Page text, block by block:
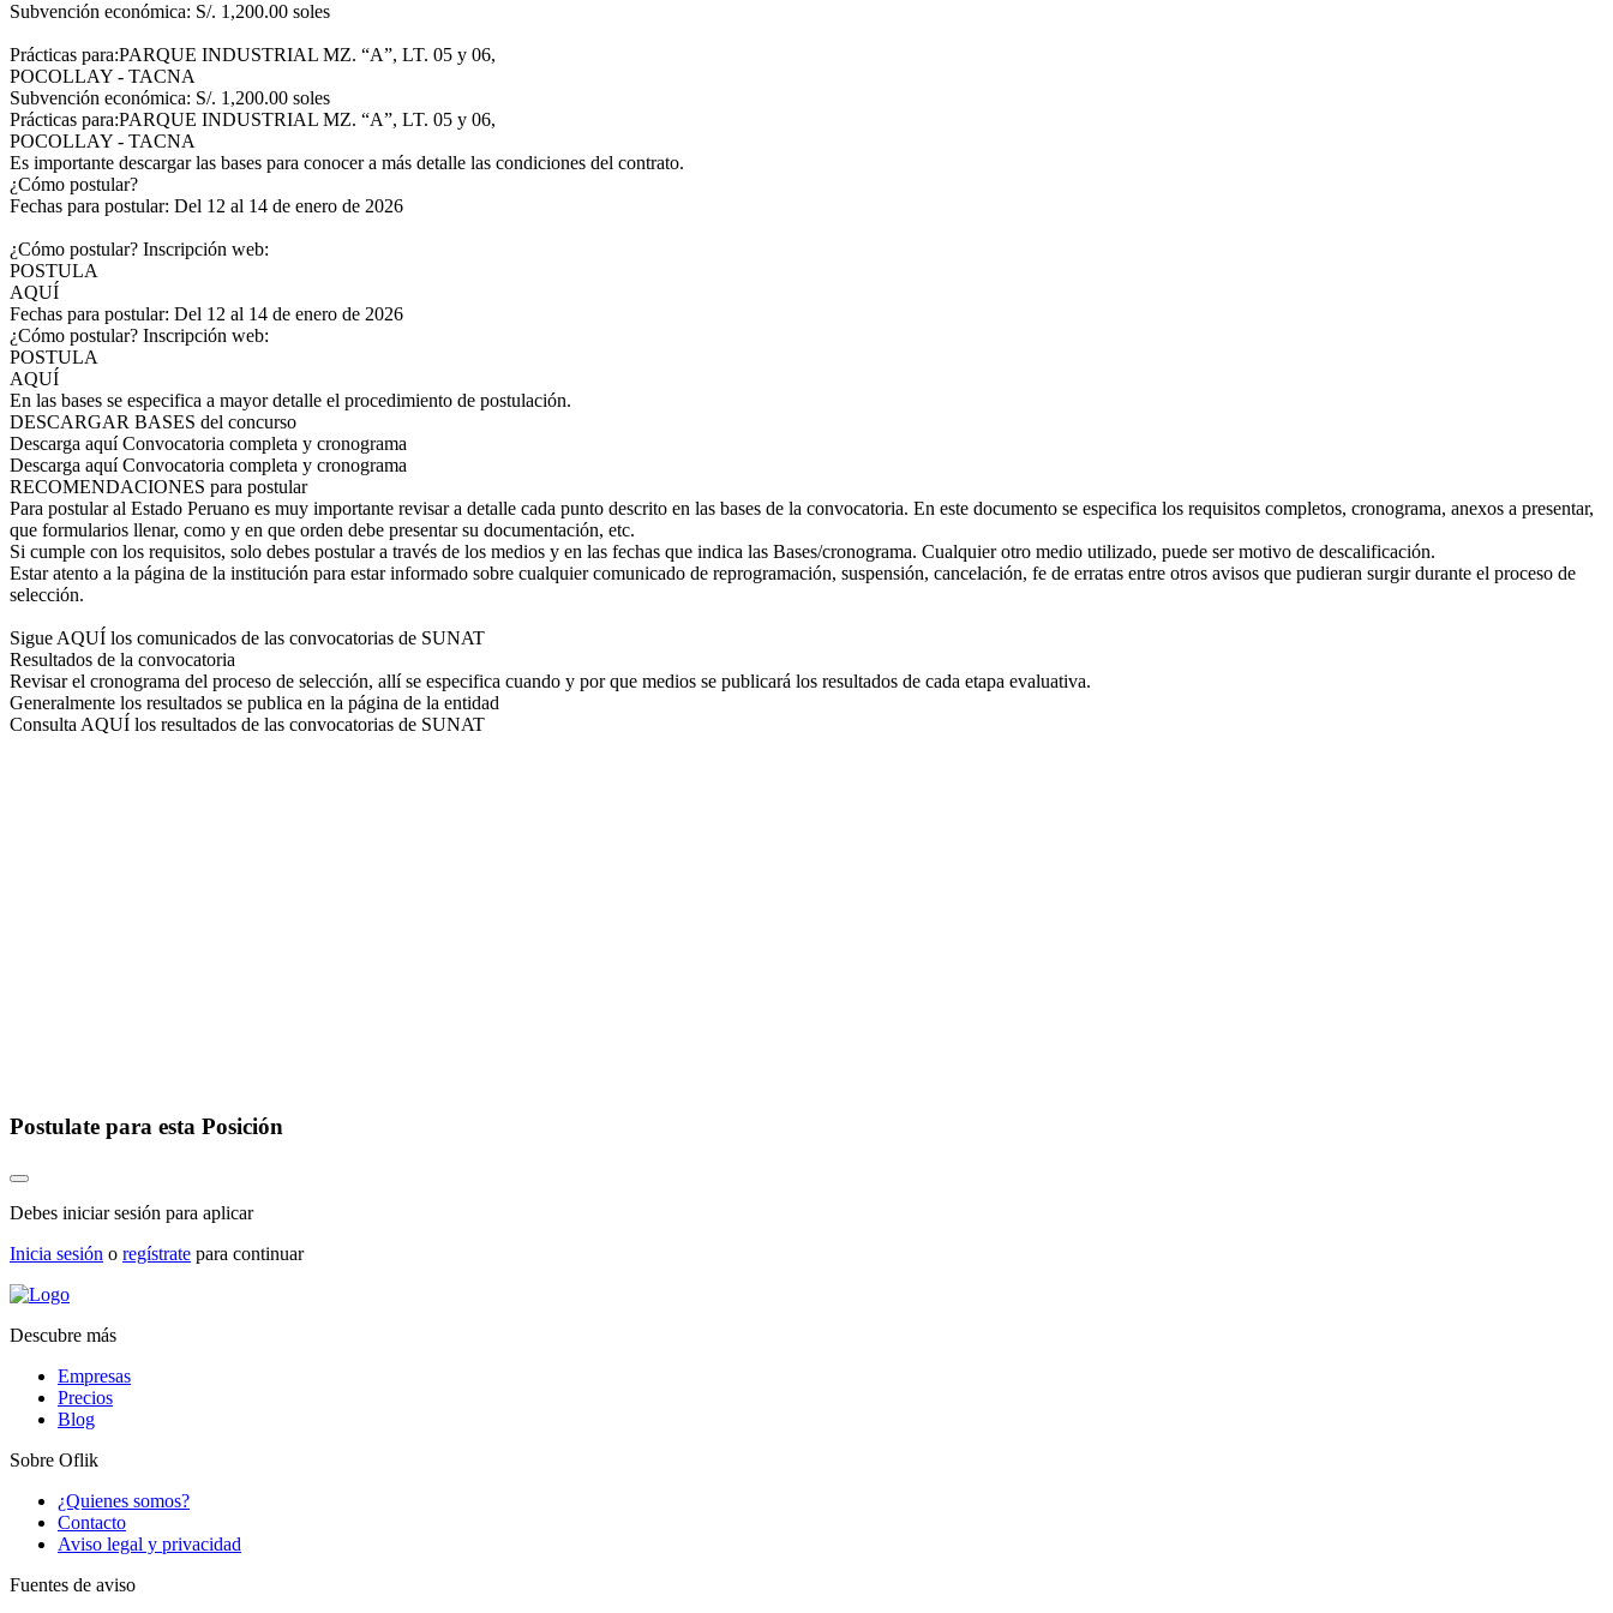
Subvención económica: S/. 1,200.00 soles
Prácticas para:PARQUE INDUSTRIAL MZ. “A”, LT. 05 y 06,
POCOLLAY - TACNA
Subvención económica: S/. 1,200.00 soles
Prácticas para:PARQUE INDUSTRIAL MZ. “A”, LT. 05 y 06,
POCOLLAY - TACNA
Es importante descargar las bases para conocer a más detalle las condiciones del contrato.
¿Cómo postular?
Fechas para postular: Del 12 al 14 de enero de 2026
¿Cómo postular? Inscripción web:
POSTULA
AQUÍ
Fechas para postular: Del 12 al 14 de enero de 2026
¿Cómo postular? Inscripción web:
POSTULA
AQUÍ
En las bases se especifica a mayor detalle el procedimiento de postulación.
DESCARGAR BASES del concurso
Descarga aquí Convocatoria completa y cronograma
Descarga aquí Convocatoria completa y cronograma
RECOMENDACIONES para postular
Para postular al Estado Peruano es muy importante revisar a detalle cada punto descrito en las bases de la convocatoria. En este documento se especifica los requisitos completos, cronograma, anexos a presentar,
que formularios llenar, como y en que orden debe presentar su documentación, etc.
Si cumple con los requisitos, solo debes postular a través de los medios y en las fechas que indica las Bases/cronograma. Cualquier otro medio utilizado, puede ser motivo de descalificación.
Estar atento a la página de la institución para estar informado sobre cualquier comunicado de reprogramación, suspensión, cancelación, fe de erratas entre otros avisos que pudieran surgir durante el proceso de
selección.
Sigue AQUÍ los comunicados de las convocatorias de SUNAT
Resultados de la convocatoria
Revisar el cronograma del proceso de selección, allí se especifica cuando y por que medios se publicará los resultados de cada etapa evaluativa.
Generalmente los resultados se publica en la página de la entidad
Consulta AQUÍ los resultados de las convocatorias de SUNAT
Postulate para esta Posición
Debes iniciar sesión para aplicar
Inicia sesión o regístrate para continuar
Descubre más
Empresas
Precios
Blog
Sobre Oflik
¿Quienes somos?
Contacto
Aviso legal y privacidad
Fuentes de aviso